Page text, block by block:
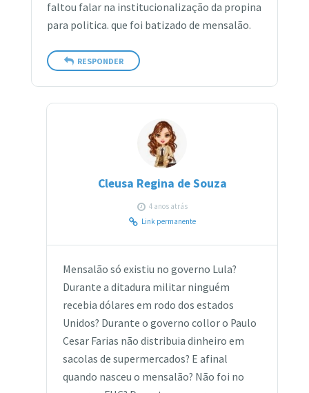
faltou falar na institucionalização da propina
para politica. que foi batizado de mensalão.
RESPONDER
Cleusa Regina de Souza
4 anos atrás
Link permanente
Mensalão só existiu no governo Lula?
Durante a ditadura militar ninguém
recebia dólares em rodo dos estados
Unidos? Durante o governo collor o Paulo
Cesar Farias não distribuia dinheiro em
sacolas de supermercados? E afinal
quando nasceu o mensalão? Não foi no